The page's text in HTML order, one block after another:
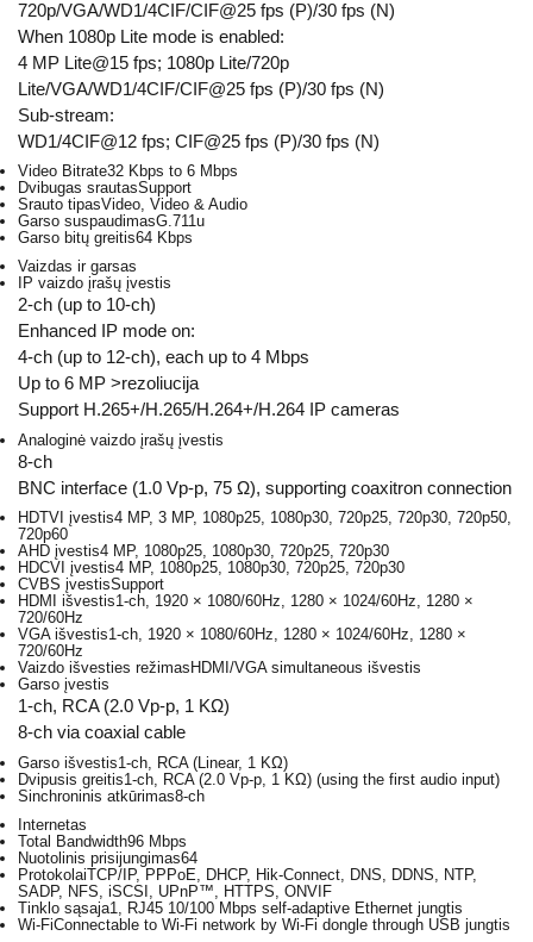
720p/VGA/WD1/4CIF/CIF@25 fps (P)/30 fps (N)
When 1080p Lite mode is enabled:
4 MP Lite@15 fps; 1080p Lite/720p
Lite/VGA/WD1/4CIF/CIF@25 fps (P)/30 fps (N)
Sub-stream:
WD1/4CIF@12 fps; CIF@25 fps (P)/30 fps (N)
Video Bitrate32 Kbps to 6 Mbps
Dvibugas srautasSupport
Srauto tipasVideo, Video & Audio
Garso suspaudimasG.711u
Garso bitų greitis64 Kbps
Vaizdas ir garsas
IP vaizdo įrašų įvestis
2-ch (up to 10-ch)
Enhanced IP mode on:
4-ch (up to 12-ch), each up to 4 Mbps
Up to 6 MP >rezoliucija
Support H.265+/H.265/H.264+/H.264 IP cameras
Analoginė vaizdo įrašų įvestis
8-ch
BNC interface (1.0 Vp-p, 75 Ω), supporting coaxitron connection
HDTVI įvestis4 MP, 3 MP, 1080p25, 1080p30, 720p25, 720p30, 720p50,
720p60
AHD įvestis4 MP, 1080p25, 1080p30, 720p25, 720p30
HDCVI įvestis4 MP, 1080p25, 1080p30, 720p25, 720p30
CVBS įvestisSupport
HDMI išvestis1-ch, 1920 × 1080/60Hz, 1280 × 1024/60Hz, 1280 ×
720/60Hz
VGA išvestis1-ch, 1920 × 1080/60Hz, 1280 × 1024/60Hz, 1280 ×
720/60Hz
Vaizdo išvesties režimas HDMI/VGA simultaneous išvestis
Garso įvestis
1-ch, RCA (2.0 Vp-p, 1 KΩ)
8-ch via coaxial cable
Garso išvestis1-ch, RCA (Linear, 1 KΩ)
Dvipusis greitis1-ch, RCA (2.0 Vp-p, 1 KΩ) (using the first audio input)
Sinchroninis atkūrimas8-ch
Internetas
Total Bandwidth96 Mbps
Nuotolinis prisijungimas64
ProtokolaiTCP/IP, PPPoE, DHCP, Hik-Connect, DNS, DDNS, NTP,
SADP, NFS, iSCSI, UPnP™, HTTPS, ONVIF
Tinklo sąsaja1, RJ45 10/100 Mbps self-adaptive Ethernet jungtis
Wi-FiConnectable to Wi-Fi network by Wi-Fi dongle through USB jungtis